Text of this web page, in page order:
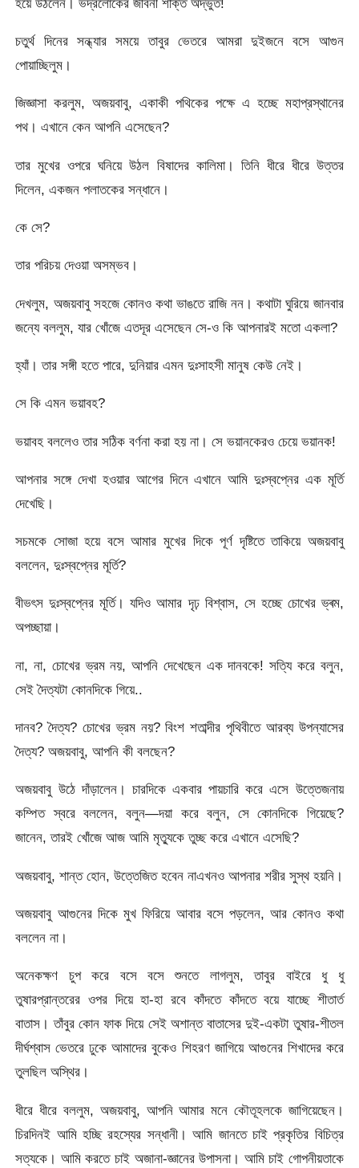
চতুর্থ দিনের সন্ধ্যার সময়ে তাবুর ভেতরে আমরা দুইজনে বসে আগুন
পোয়াচ্ছিলুম।
জিজ্ঞাসা করলুম, অজয়বাবু, একাকী পথিকের পক্ষে এ হচ্ছে মহাপ্রস্থানের
পথ। এখানে কেন আপনি এসেছেন?
তার মুখের ওপরে ঘনিয়ে উঠল বিষাদের কালিমা। তিনি ধীরে ধীরে উত্তর
দিলেন, একজন পলাতকের সন্ধানে।
কে সে?
তার পরিচয় দেওয়া অসম্ভব।
দেখলুম, অজয়বাবু সহজে কোনও কথা ভাঙতে রাজি নন। কথাটা ঘুরিয়ে জানবার
জন্যে বললুম, যার খোঁজে এতদূর এসেছেন সে-ও কি আপনারই মতো একলা?
হ্যাঁ। তার সঙ্গী হতে পারে, দুনিয়ার এমন দুঃসাহসী মানুষ কেউ নেই।
সে কি এমন ভয়াবহ?
ভয়াবহ বললেও তার সঠিক বর্ণনা করা হয় না। সে ভয়ানকেরও চেয়ে ভয়ানক!
আপনার সঙ্গে দেখা হওয়ার আগের দিনে এখানে আমি দুঃস্বপ্নের এক মূর্তি
দেখেছি।
সচমকে সোজা হয়ে বসে আমার মুখের দিকে পূর্ণ দৃষ্টিতে তাকিয়ে অজয়বাবু
বললেন, দুঃস্বপ্নের মূর্তি?
বীভৎস দুঃস্বপ্নের মূর্তি। যদিও আমার দৃঢ় বিশ্বাস, সে হচ্ছে চোখের ভ্ৰম,
অপচ্ছায়া।
না, না, চোখের ভ্রম নয়, আপনি দেখেছেন এক দানবকে! সত্যি করে বলুন,
সেই দৈত্যটা কোনদিকে গিয়ে..
দানব? দৈত্য? চোখের ভ্রম নয়? বিংশ শতাব্দীর পৃথিবীতে আরব্য উপন্যাসের
দৈত্য? অজয়বাবু, আপনি কী বলছেন?
অজয়বাবু উঠে দাঁড়ালেন। চারদিকে একবার পায়চারি করে এসে উত্তেজনায়
কম্পিত স্বরে বললেন, বলুন—দয়া করে বলুন, সে কোনদিকে গিয়েছে?
জানেন, তারই খোঁজে আজ আমি মৃত্যুকে তুচ্ছ করে এখানে এসেছি?
অজয়বাবু, শান্ত হোন, উত্তেজিত হবেন নাএখনও আপনার শরীর সুস্থ হয়নি।
অজয়বাবু আগুনের দিকে মুখ ফিরিয়ে আবার বসে পড়লেন, আর কোনও কথা
বললেন না।
অনেকক্ষণ চুপ করে বসে বসে শুনতে লাগলুম, তাবুর বাইরে ধু ধু
তুষারপ্রান্তরের ওপর দিয়ে হা-হা রবে কাঁদতে কাঁদতে বয়ে যাচ্ছে শীতার্ত
বাতাস। তাঁবুর কোন ফাক দিয়ে সেই অশান্ত বাতাসের দুই-একটা তুষার-শীতল
দীর্ঘশ্বাস ভেতরে ঢুকে আমাদের বুকেও শিহরণ জাগিয়ে আগুনের শিখাদের করে
তুলছিল অস্থির।
ধীরে ধীরে বললুম, অজয়বাবু, আপনি আমার মনে কৌতূহলকে জাগিয়েছেন।
চিরদিনই আমি হচ্ছি রহস্যের সন্ধানী। আমি জানতে চাই প্রকৃতির বিচিত্র
সত্যকে। আমি করতে চাই অজানা-জ্ঞানের উপাসনা। আমি চাই গোপনীয়তাকে